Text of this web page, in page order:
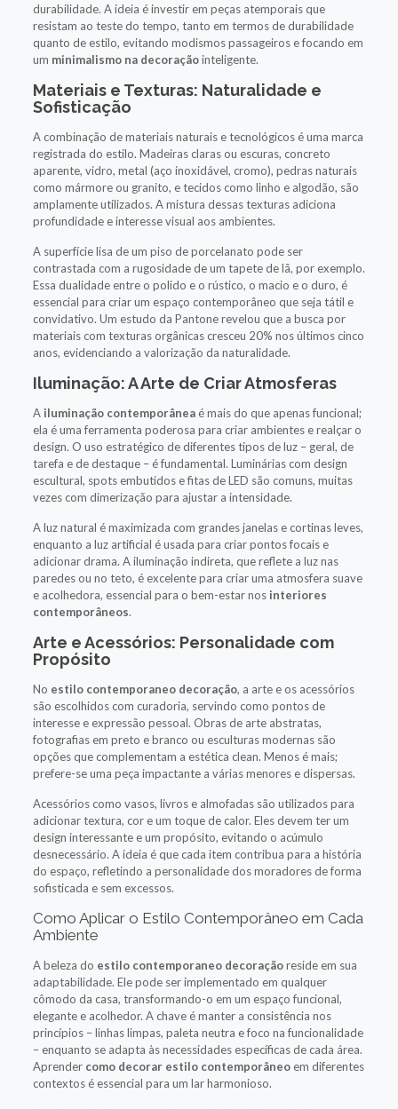
durabilidade. A ideia é investir em peças atemporais que
resistam ao teste do tempo, tanto em termos de durabilidade
quanto de estilo, evitando modismos passageiros e focando em
um minimalismo na decoraçãointeligente.
Materiais e Texturas: Naturalidade e
Sofisticação
A combinação de materiais naturais e tecnológicos é uma marca
registrada do estilo. Madeiras claras ou escuras, concreto
aparente, vidro, metal (aço inoxidável, cromo), pedras naturais
como mármore ou granito, e tecidos como linho e algodão, são
amplamente utilizados. A mistura dessas texturas adiciona
profundidade e interesse visual aos ambientes.
A superfície lisa de um piso de porcelanato pode ser
contrastada com a rugosidade de um tapete de lã, por exemplo.
Essa dualidade entre o polido e o rústico, o macio e o duro, é
essencial para criar um espaço contemporâneo que seja tátil e
convidativo. Um estudo da Pantone revelou que a busca por
materiais com texturas orgânicas cresceu 20% nos últimos cinco
anos, evidenciando a valorização da naturalidade.
Iluminação: A Arte de Criar Atmosferas
A iluminação contemporâneaé mais do que apenas funcional;
ela é uma ferramenta poderosa para criar ambientes e realçar o
design. O uso estratégico de diferentes tipos de luz – geral, de
tarefa e de destaque – é fundamental. Luminárias com design
escultural, spots embutidos e fitas de LED são comuns, muitas
vezes com dimerização para ajustar a intensidade.
A luz natural é maximizada com grandes janelas e cortinas leves,
enquanto a luz artificial é usada para criar pontos focais e
adicionar drama. A iluminação indireta, que reflete a luz nas
paredes ou no teto, é excelente para criar uma atmosfera suave
e acolhedora, essencial para o bem-estar nos interiores
contemporâneos.
Arte e Acessórios: Personalidade com
Propósito
No estilo contemporaneo decoração, a arte e os acessórios
são escolhidos com curadoria, servindo como pontos de
interesse e expressão pessoal. Obras de arte abstratas,
fotografias em preto e branco ou esculturas modernas são
opções que complementam a estética clean. Menos é mais;
prefere-se uma peça impactante a várias menores e dispersas.
Acessórios como vasos, livros e almofadas são utilizados para
adicionar textura, cor e um toque de calor. Eles devem ter um
design interessante e um propósito, evitando o acúmulo
desnecessário. A ideia é que cada item contribua para a história
do espaço, refletindo a personalidade dos moradores de forma
sofisticada e sem excessos.
Como Aplicar o Estilo Contemporâneo em Cada
Ambiente
A beleza do estilo contemporaneo decoraçãoreside em sua
adaptabilidade. Ele pode ser implementado em qualquer
cômodo da casa, transformando-o em um espaço funcional,
elegante e acolhedor. A chave é manter a consistência nos
princípios – linhas limpas, paleta neutra e foco na funcionalidade
– enquanto se adapta às necessidades específicas de cada área.
Aprender como decorar estilo contemporâneoem diferentes
contextos é essencial para um lar harmonioso.